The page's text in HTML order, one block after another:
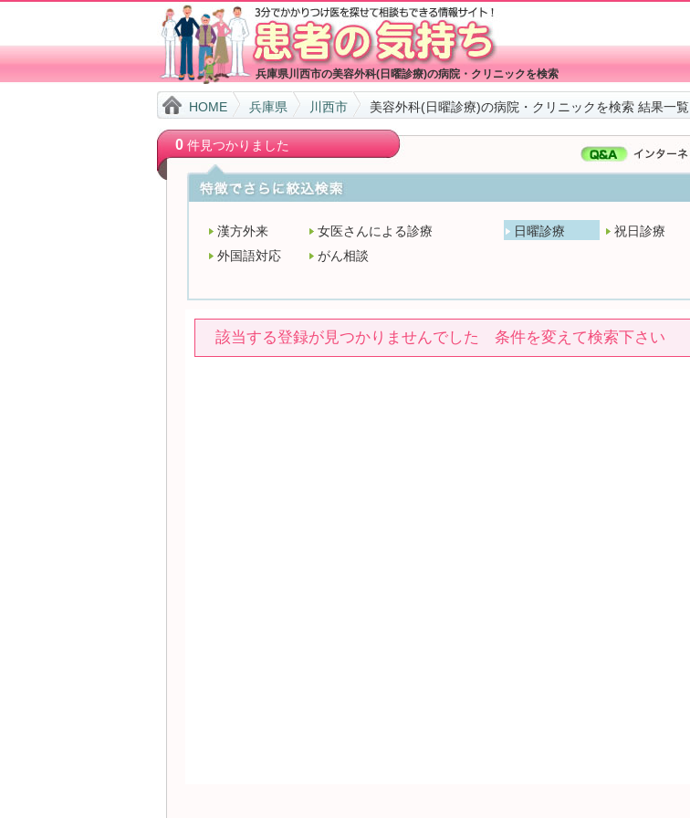
兵庫県川西市の美容外科(日曜診療)の病院・クリニックを検索
HOME 兵庫県 川西市 美容外科(日曜診療)の病院・クリニックを検索 結果一覧
0件見つかりました
漢方外来 女医さんによる診療 日曜診療 祝日診療
外国語対応
がん相談
該当する登録が見つかりませんでした 条件を変えて検索下さい